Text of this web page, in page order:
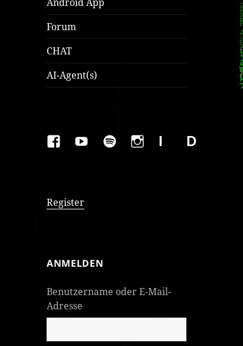
Forum
CHAT
AI-Agent(s)
FAKEBOOK
YOUTUBESPOTIFYINSTAGRAM
IMPRESSUM
Register
ANMELDEN
Benutzername oder E-Mail-
Adresse